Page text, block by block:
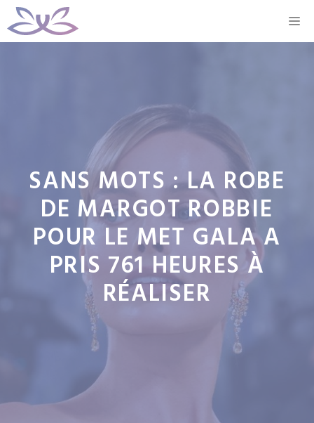
Aller
au
SANS MOTS : LA ROBE
DE MARGOT ROBBIE
POUR LE MET GALA A
PRIS 761 HEURES À
RÉALISER